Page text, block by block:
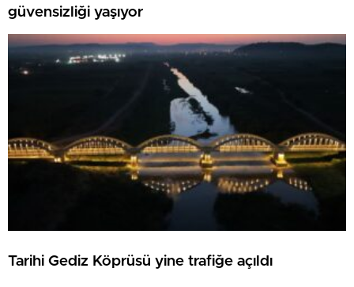
güvensizliği yaşıyor
Tarihi Gediz Köprüsü yine trafiğe açıldı